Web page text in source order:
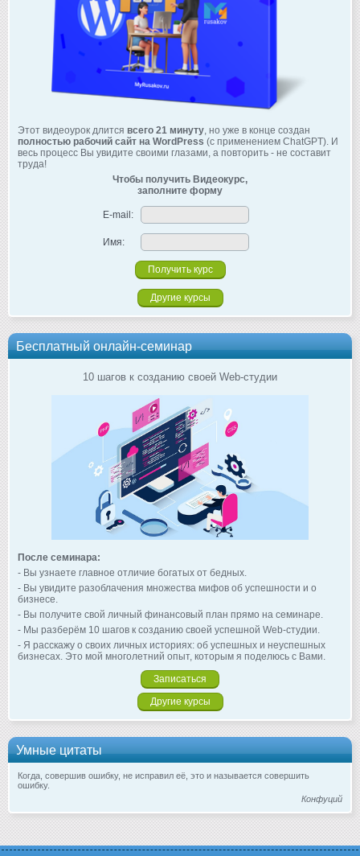
Этот видеоурок длится всего 21 минуту , но уже в конце создан
полностью рабочий сайт на WordPress (с применением ChatGPT). И
весь процесс Вы увидите своими глазами, а повторить - не составит
труда!
Чтобы получить Видеокурс,
заполните форму
E-mail:
Имя:
Другие курсы
Бесплатный онлайн-семинар
10 шагов к созданию своей Web-студии
После семинара:
- Вы узнаете главное отличие богатых от бедных.
- Вы увидите разоблачения множества мифов об успешности и о
бизнесе.
- Вы получите свой личный финансовый план прямо на семинаре.
- Мы разберём 10 шагов к созданию своей успешной Web-студии.
- Я расскажу о своих личных историях: об успешных и неуспешных
бизнесах. Это мой многолетний опыт, которым я поделюсь с Вами.
Записаться
Другие курсы
Умные цитаты
Когда, совершив ошибку, не исправил её, это и называется совершить
ошибку.
Конфуций